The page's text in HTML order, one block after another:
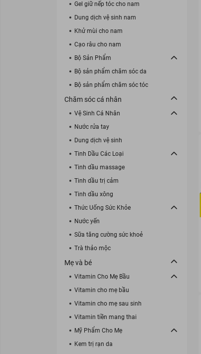
Gel giữ nếp tóc cho nam
Dung dịch vệ sinh nam
Khử mùi cho nam
Cạo râu cho nam
Bộ Sản Phẩm
Bộ sản phẩm chăm sóc da
Bộ sản phẩm chăm sóc tóc
Chăm sóc cá nhân
Vệ Sinh Cá Nhân
Nước rửa tay
Dung dịch vệ sinh
Tinh Dầu Các Loại
Tinh dầu massage
Tinh dầu trị cảm
Tinh dầu xông
Thức Uống Sức Khỏe
Nước yến
Sữa tăng cường sức khoẻ
Trà thảo mộc
Mẹ và bé
Vitamin Cho Mẹ Bầu
Vitamin cho mẹ bầu
Vitamin cho mẹ sau sinh
Vitamin tiền mang thai
Mỹ Phẩm Cho Mẹ
Kem trị rạn da